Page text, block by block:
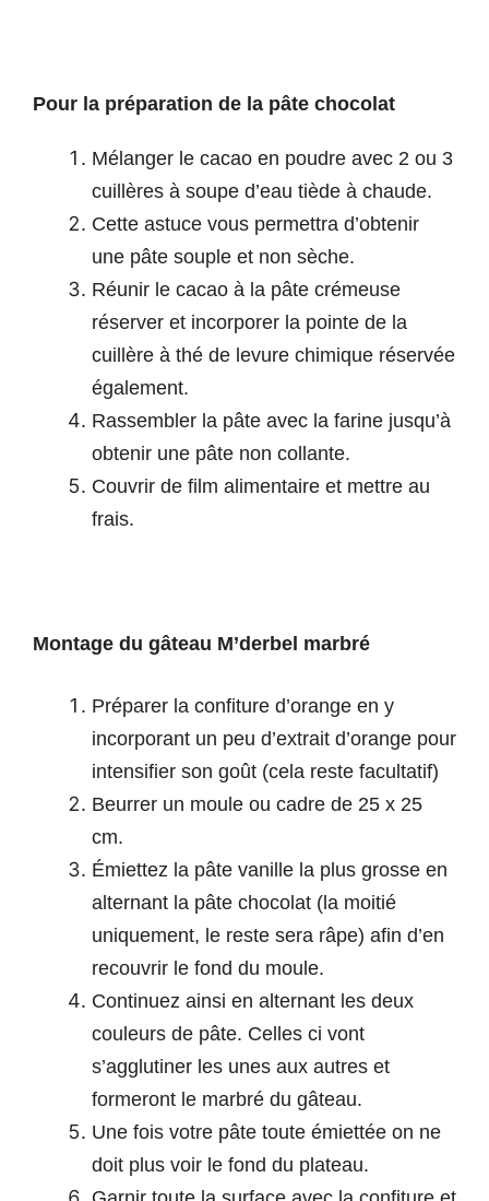
Pour la préparation de la pâte chocolat
Mélanger le cacao en poudre avec 2 ou 3
cuillères à soupe d’eau tiède à chaude.
Cette astuce vous permettra d’obtenir
une pâte souple et non sèche.
Réunir le cacao à la pâte crémeuse
réserver et incorporer la pointe de la
cuillère à thé de levure chimique réservée
également.
Rassembler la pâte avec la farine jusqu’à
obtenir une pâte non collante.
Couvrir de film alimentaire et mettre au
frais.
Montage du gâteau M’derbel marbré
Préparer la confiture d’orange en y
incorporant un peu d’extrait d’orange pour
intensifier son goût (cela reste facultatif)
Beurrer un moule ou cadre de 25 x 25
cm.
Émiettez la pâte vanille la plus grosse en
alternant la pâte chocolat (la moitié
uniquement, le reste sera râpe) afin d’en
recouvrir le fond du moule.
Continuez ainsi en alternant les deux
couleurs de pâte. Celles ci vont
s’agglutiner les unes aux autres et
formeront le marbré du gâteau.
Une fois votre pâte toute émiettée on ne
doit plus voir le fond du plateau.